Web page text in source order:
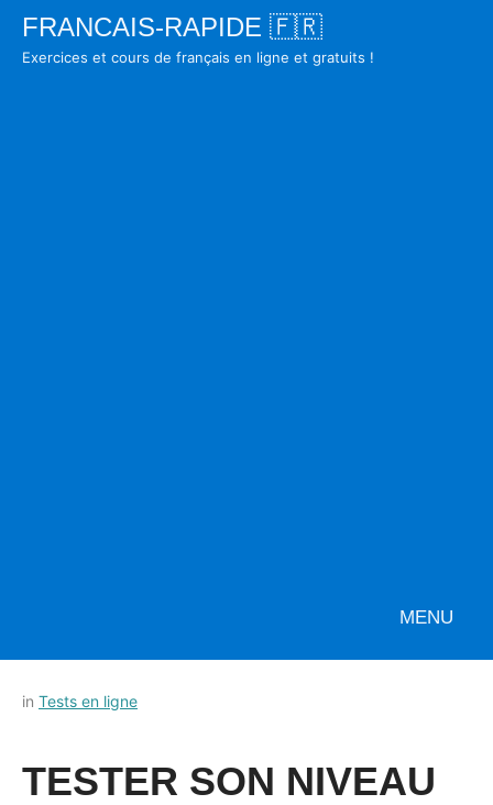
SkipFRANCAIS-RAPIDE 🇫🇷
Exercices et cours de français en ligne et gratuits !
MENU
Posted
juillet
by
in Tests en ligne
TESTER SON NIVEAU